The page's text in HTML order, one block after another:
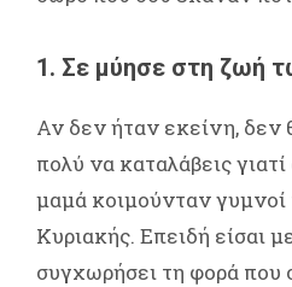
1. Σε μύησε στη ζωή
Αν δεν ήταν εκείνη, δεν
πολύ να καταλάβεις
μαμά κοιμούνταν γυμνοί
Κυριακής. Επειδή είσαι
συγχωρήσει τη φορά που